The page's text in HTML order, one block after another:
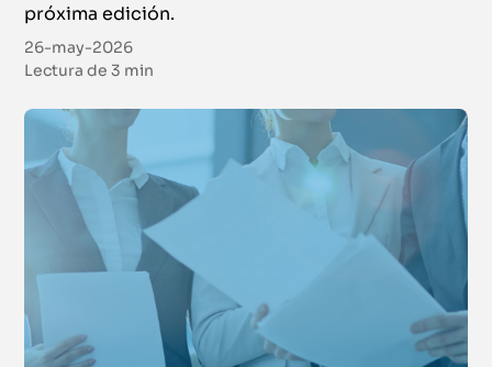
próxima edición.
26-may-2026
Lectura de3 min